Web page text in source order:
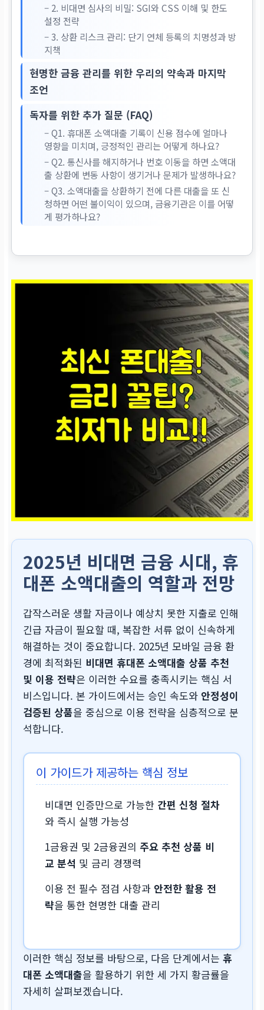
– 2. 비대면 심사의 비밀: SGI와 CSS 이해 및 한도
설정 전략
– 3. 상환 리스크 관리: 단기 연체 등록의 치명성과 방
지책
현명한 금융 관리를 위한 우리의 약속과 마지막
조언
독자를 위한 추가 질문 (FAQ)
– Q1. 휴대폰 소액대출 기록이 신용 점수에 얼마나
영향을 미치며, 긍정적인 관리는 어떻게 하나요?
– Q2. 통신사를 해지하거나 번호 이동을 하면 소액대
출 상환에 변동 사항이 생기거나 문제가 발생하나요?
– Q3. 소액대출을 상환하기 전에 다른 대출을 또 신
청하면 어떤 불이익이 있으며, 금융기관은 이를 어떻
게 평가하나요?
2025년 비대면 금융 시대, 휴
대폰 소액대출의 역할과 전망
갑작스러운 생활 자금이나 예상치 못한 지출로 인해
긴급 자금이 필요할 때, 복잡한 서류 없이 신속하게
해결하는 것이 중요합니다. 2025년 모바일 금융 환
경에 최적화된 비대면 휴대폰 소액대출 상품 추천
및 이용 전략은 이러한 수요를 충족시키는 핵심 서
비스입니다. 본 가이드에서는 승인 속도와 안정성이
검증된 상품을 중심으로 이용 전략을 심층적으로 분
석합니다.
이 가이드가 제공하는 핵심 정보
비대면 인증만으로 가능한 간편 신청 절차
와 즉시 실행 가능성
1금융권 및 2금융권의 주요 추천 상품 비
교 분석 및 금리 경쟁력
이용 전 필수 점검 사항과 안전한 활용 전
략을 통한 현명한 대출 관리
이러한 핵심 정보를 바탕으로, 다음 단계에서는휴
대폰 소액대출을 활용하기 위한 세 가지 황금률을
자세히 살펴보겠습니다.